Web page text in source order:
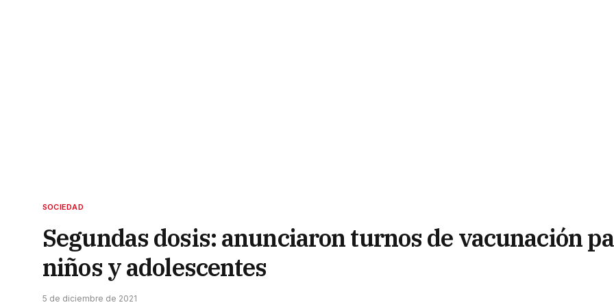
SOCIEDAD
Segundas dosis: anunciaron turnos de vacunación
niños y adolescentes
5 de diciembre de 2021